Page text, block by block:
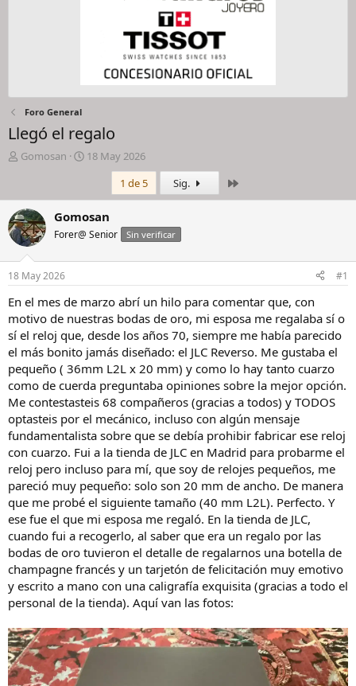
Foro General
Llegó el regalo
I
c
i
a
d
o
r
d
e
h
i
l
o
Gomosan
F
h
a
e
i
c
o
18 May 2026
1 de 5
Sig.
Gomosan
Forer@ Senior Sin verificar
18 May 2026 #1
En el mes de marzo abrí un hilo para comentar que, con
motivo de nuestras bodas de oro, mi esposa me regalaba sí o
sí el reloj que, desde los años 70, siempre me había parecido
el más bonito jamás diseñado: el JLC Reverso. Me gustaba el
pequeño ( 36mm L2L x 20 mm) y como lo hay tanto cuarzo
como de cuerda preguntaba opiniones sobre la mejor opción.
Me contestasteis 68 compañeros (gracias a todos) y TODOS
optasteis por el mecánico, incluso con algún mensaje
fundamentalista sobre que se debía prohibir fabricar ese reloj
con cuarzo. Fui a la tienda de JLC en Madrid para probarme el
reloj pero incluso para mí, que soy de relojes pequeños, me
pareció muy pequeño: solo son 20 mm de ancho. De manera
que me probé el siguiente tamaño (40 mm L2L). Perfecto. Y
ese fue el que mi esposa me regaló. En la tienda de JLC,
cuando fui a recogerlo, al saber que era un regalo por las
bodas de oro tuvieron el detalle de regalarnos una botella de
champagne francés y un tarjetón de felicitación muy emotivo
y escrito a mano con una caligrafía exquisita (gracias a todo el
personal de la tienda). Aquí van las fotos: